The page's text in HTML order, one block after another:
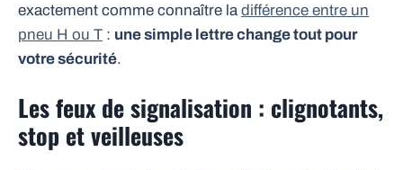
exactement comme connaître la différence entre un
pneu H ou T : une simple lettre change tout pour
votre sécurité.
Les feux de signalisation : clignotants,
stop et veilleuses